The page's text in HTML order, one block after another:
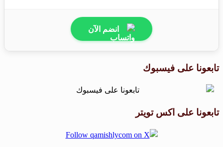
انضم الآن
تابعونا على فيسبوك
تابعونا على اكس تويتر